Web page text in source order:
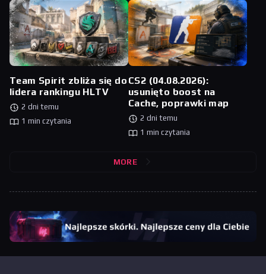
Team Spirit zbliża się do
lidera rankingu HLTV
2 dni temu
1 min czytania
CS2 (04.08.2026):
usunięto boost na
Cache, poprawki map
2 dni temu
1 min czytania
MORE